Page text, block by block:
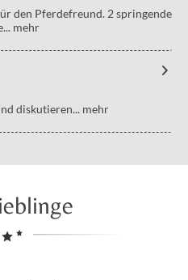
den Pferdefreund. 2 springende
mehr
diskutieren... mehr